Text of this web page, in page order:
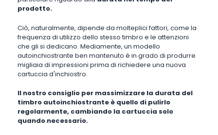
prodotto.
Ciò, naturalmente, dipende da molteplici fattori, come la
frequenza di utilizzo dello stesso timbro e le attenzioni
che gli si dedicano. Mediamente, un modello
autoinchiostrante ben mantenuto è in grado di produrre
migliaia di impressioni prima di richiedere una nuova
cartuccia d'inchiostro.
Il nostro consiglio per massimizzare la durata del
timbro autoinchiostrante è quello di pulirlo
regolarmente, cambiando la cartuccia solo
quando necessario.